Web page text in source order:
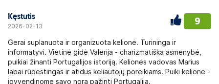
Kęstutis
2026-02-13 9
Gerai suplanuota ir organizuota kelionė. Turininga ir
informatyvi. Vietinė gidė Valerija - charizmatiška asmenybė,
puikiai žinanti Portugalijos istoriją. Kelionės vadovas Marius
labai rūpestingas ir atidus keliautojų poreikiams. Puiki kelionė -
įgyvendinome savo norą pažinti Portugaliją.